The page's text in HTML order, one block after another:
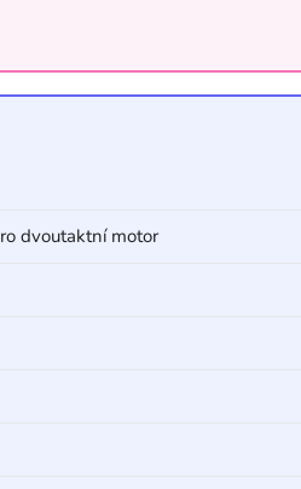
dvoutaktní motor